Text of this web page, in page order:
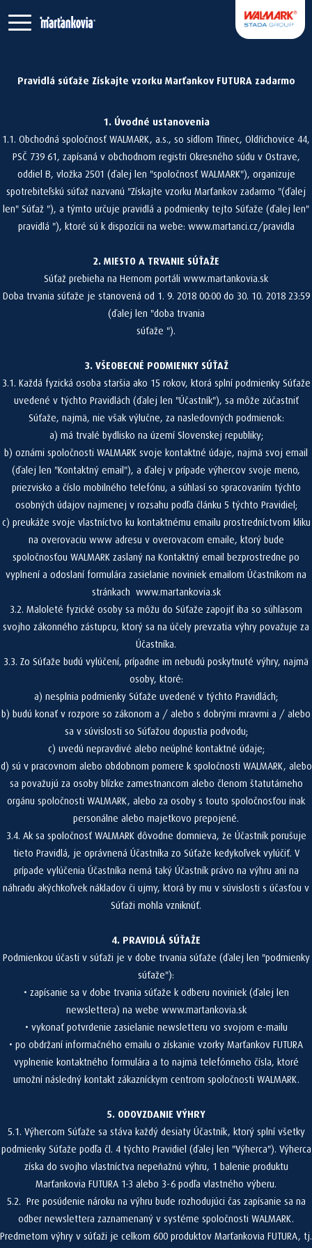
Pravidlá súťaže Získajte vzorku Marťankov FUTURA zadarmo
1. Úvodné ustanovenia
1.1. Obchodná spoločnosť WALMARK, a.s., so sídlom Třinec, Oldřichovice 44,
PSČ 739 61, zapísaná v obchodnom registri Okresného súdu v Ostrave,
oddiel B, vložka 2501 (ďalej len "spoločnosť WALMARK"), organizuje
spotrebiteľskú súťaž nazvanú "Získajte vzorku Marťankov zadarmo "(ďalej
len" Súťaž "), a týmto určuje pravidlá a podmienky tejto Súťaže (ďalej len"
pravidlá "), ktoré sú k dispozícii na webe: www.martanci.cz/pravidla
2. MIESTO A TRVANIE SÚŤAŽE
Súťaž prebieha na Hernom portáli www.martankovia.sk
Doba trvania súťaže je stanovená od 1. 9. 2018 00:00 do 30. 10. 2018 23:59
(ďalej len "doba trvania
súťaže ").
3. VŠEOBECNÉ PODMIENKY SÚŤAŽ
3.1. Každá fyzická osoba staršia ako 15 rokov, ktorá splní podmienky Súťaže
uvedené v týchto Pravidlách (ďalej len "Účastník"), sa môže zúčastniť
Súťaže, najmä, nie však výlučne, za nasledovných podmienok:
a) má trvalé bydlisko na území Slovenskej republiky;
b) oznámi spoločnosti WALMARK svoje kontaktné údaje, najmä svoj email
(ďalej len "Kontaktný email"), a ďalej v prípade výhercov svoje meno,
priezvisko a číslo mobilného telefónu, a súhlasí so spracovaním týchto
osobných údajov najmenej v rozsahu podľa článku 5 týchto Pravidiel;
c) preukáže svoje vlastníctvo ku kontaktnému emailu prostredníctvom kliku
na overovaciu www adresu v overovacom emaile, ktorý bude
spoločnosťou WALMARK zaslaný na Kontaktný email bezprostredne po
vyplnení a odoslaní formulára zasielanie noviniek emailom Účastníkom na
stránkach www.martankovia.sk
3.2. Maloleté fyzické osoby sa môžu do Súťaže zapojiť iba so súhlasom
svojho zákonného zástupcu, ktorý sa na účely prevzatia výhry považuje za
Účastníka.
3.3. Zo Súťaže budú vylúčení, prípadne im nebudú poskytnuté výhry, najmä
osoby, ktoré:
a) nesplnia podmienky Súťaže uvedené v týchto Pravidlách;
b) budú konať v rozpore so zákonom a / alebo s dobrými mravmi a / alebo
sa v súvislosti so Súťažou dopustia podvodu;
c) uvedú nepravdivé alebo neúplné kontaktné údaje;
d) sú v pracovnom alebo obdobnom pomere k spoločnosti WALMARK, alebo
sa považujú za osoby blízke zamestnancom alebo členom štatutárneho
orgánu spoločnosti WALMARK, alebo za osoby s touto spoločnosťou inak
personálne alebo majetkovo prepojené.
3.4. Ak sa spoločnosť WALMARK dôvodne domnieva, že Účastník porušuje
tieto Pravidlá, je oprávnená Účastníka zo Súťaže kedykoľvek vylúčiť. V
prípade vylúčenia Účastníka nemá taký Účastník právo na výhru ani na
náhradu akýchkoľvek nákladov či ujmy, ktorá by mu v súvislosti s účasťou v
Súťaži mohla vzniknúť.
4. PRAVIDLÁ SÚŤAŽE
Podmienkou účasti v súťaži je v dobe trvania súťaže (ďalej len "podmienky
súťaže"):
• zapísanie sa v dobe trvania súťaže k odberu noviniek (ďalej len
newslettera) na webe www.martankovia.sk
• vykonať potvrdenie zasielanie newsletteru vo svojom e-mailu
• po obdržaní informačného emailu o získanie vzorky Marťankov FUTURA
vyplnenie kontaktného formulára a to najmä telefónneho čísla, ktoré
umožní následný kontakt zákazníckym centrom spoločnosti WALMARK.
5. ODOVZDANIE VÝHRY
5.1. Výhercom Súťaže sa stáva každý desiaty Účastník, ktorý splní všetky
podmienky Súťaže podľa čl. 4 týchto Pravidiel (ďalej len "Výherca"). Výherca
získa do svojho vlastníctva nepeňažnú výhru, 1 balenie produktu
Marťankovia FUTURA 1-3 alebo 3-6 podľa vlastného výberu.
5.2. Pre posúdenie nároku na výhru bude rozhodujúci čas zapísanie sa na
odber newslettera zaznamenaný v systéme spoločnosti WALMARK.
Predmetom výhry v súťaži je celkom 600 produktov Marťankovia FUTURA, tj.